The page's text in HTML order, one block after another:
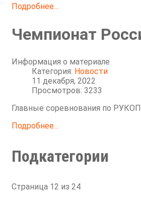
Подробнее...
Чемпионат
Информация о материале
Категория: Новости
11 декабря, 2022
Просмотров: 3233
Главные соревнования по
Подробнее...
Подкатегории
Страница 12 из 24